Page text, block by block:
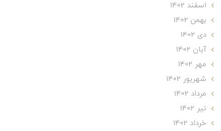
اسفند 1402
بهمن 1402
دی 1402
آبان 1402
مهر 1402
شهریور 1402
مرداد 1402
تير 1402
خرداد 1402